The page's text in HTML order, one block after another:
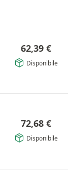
62,39 €
Disponibile
72,68 €
Disponibile